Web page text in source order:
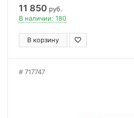
11 850 руб.
В наличии: 180
В корзину
717747